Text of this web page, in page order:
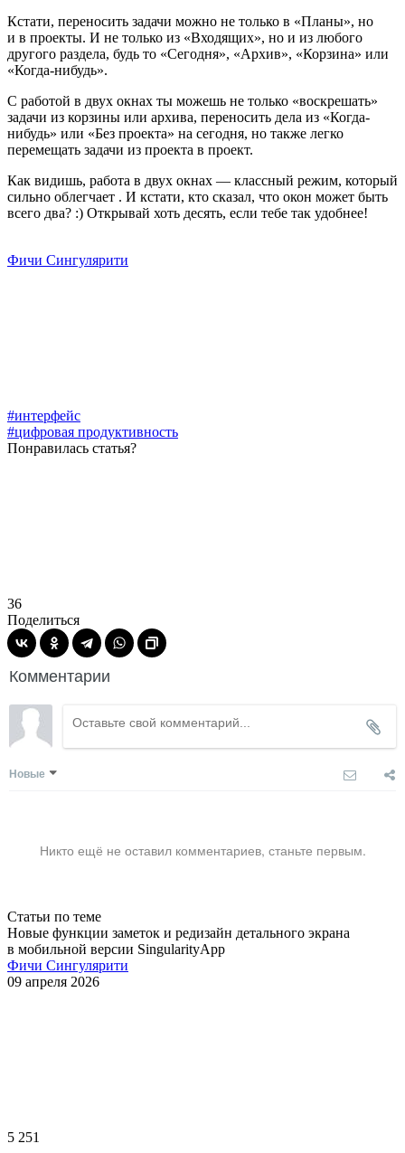
Кстати, переносить задачи можно не только в «Планы», но
и в проекты. И не только из «Входящих», но и из любого
другого раздела, будь то «Сегодня», «Архив», «Корзина» или
«Когда-нибудь».
С работой в двух окнах ты можешь не только «воскрешать»
задачи из корзины или архива, переносить дела из «Когда-
нибудь» или «Без проекта» на сегодня, но также легко
перемещать задачи из проекта в проект.
Как видишь, работа в двух окнах — классный режим, который
сильно облегчает . И кстати, кто сказал, что окон может быть
всего два? :) Открывай хоть десять, если тебе так удобнее!
Фичи Сингулярити
#интерфейс
#цифровая продуктивность
Понравилась статья?
36
Поделиться
Комментарии
Новые
Никто ещё не оставил комментариев, станьте первым.
Статьи по теме
Новые функции заметок и редизайн детального экрана
в мобильной версии SingularityApp
Фичи Сингулярити
09 апреля 2026
5 251